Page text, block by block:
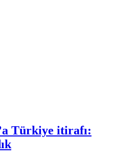
Türkiye itirafı: